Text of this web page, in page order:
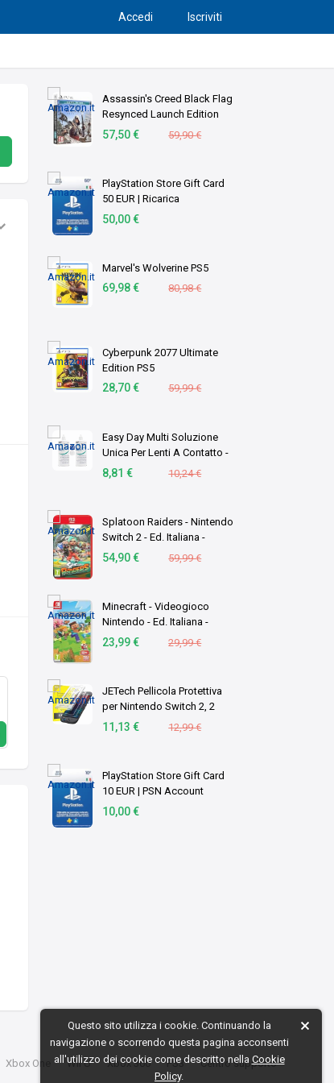
Accedi Iscriviti
Assassin's Creed Black Flag
Resynced Launch Edition
(PS5)
57,50 € 59,90 €
PlayStation Store Gift Card
50 EUR | Ricarica
Portafoglio PSN | Account
50,00 €
Marvel's Wolverine PS5
69,98 € 80,98 €
Cyberpunk 2077 Ultimate
Edition PS5
28,70 € 59,99 €
Easy Day Multi Soluzione
Unica Per Lenti A Contatto -
Duopack 2 X 360 ml
8,81 € 10,24 €
Splatoon Raiders - Nintendo
Switch 2 - Ed. Italiana -
Versione su scheda
54,90 € 59,99 €
Minecraft - Videogioco
Nintendo - Ed. Italiana -
Versione su scheda
23,99 € 29,99 €
JETech Pellicola Protettiva
per Nintendo Switch 2, 2
Pezzi
11,13 € 12,99 €
PlayStation Store Gift Card
10 EUR | PSN Account
italiano | PS5/PS4 Codice
10,00 €
Xbox One Wii U Xbox 360 PS3
Centro supporto
Questo sito utilizza i cookie. Continuando la
navigazione o scorrendo questa pagina acconsenti
all'utilizzo dei cookie come descritto nella Cookie
Policy.